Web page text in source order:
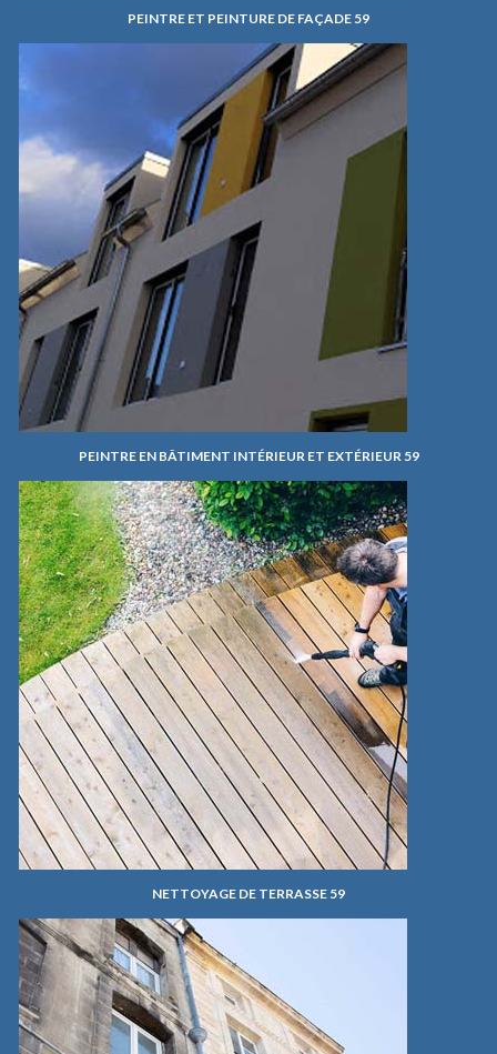
PEINTRE ET PEINTURE DE FAÇADE 59
PEINTRE EN BÂTIMENT INTÉRIEUR ET EXTÉRIEUR 59
NETTOYAGE DE TERRASSE 59